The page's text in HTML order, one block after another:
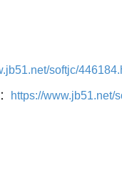
softjc/
https://www.jb51.net/